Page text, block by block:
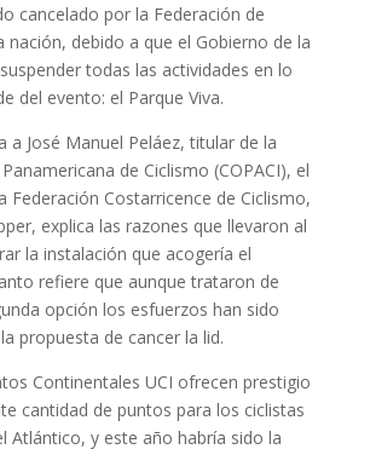
cancelado por la Federación de
nación, debido a que el Gobierno de la
todas las actividades en lo
del evento: el Parque Viva.
a José Manuel Peláez, titular de la
de Ciclismo (COPACI), el
Federación Costarricence de Ciclismo,
explica las razones que llevaron al
la instalación que acogería el
refiere que aunque trataron de
opción los esfuerzos han sido
propuesta de cancer la lid.
Continentales UCI ofrecen prestigio
cantidad de puntos para los ciclistas
Atlántico, y este año habría sido la